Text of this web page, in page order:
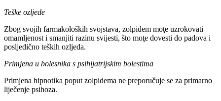
Teške ozljede
Zbog svojih farmakoloških svojstava, zolpidem moţe uzrokovati
omamljenost i smanjiti razinu svijesti, što moţe dovesti do padova i
posljedično teških ozljeda.
Primjena u bolesnika s psihijatrijskim bolestima
Primjena hipnotika poput zolpidema ne preporučuje se za primarno
liječenje psihoza.